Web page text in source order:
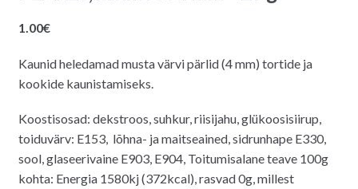
1.00€
Kaunid heledamad musta värvi pärlid (4 mm) tortide ja
kookide kaunistamiseks.
Koostisosad: dekstroos, suhkur, riisijahu, glükoosisiirup,
toiduvärv: E153, lõhna- ja maitseained, sidrunhape E330,
sool, glaseerivaine E903, E904, Toitumisalane teave 100g
kohta: Energia 1580kj (372kcal), rasvad 0g, millest